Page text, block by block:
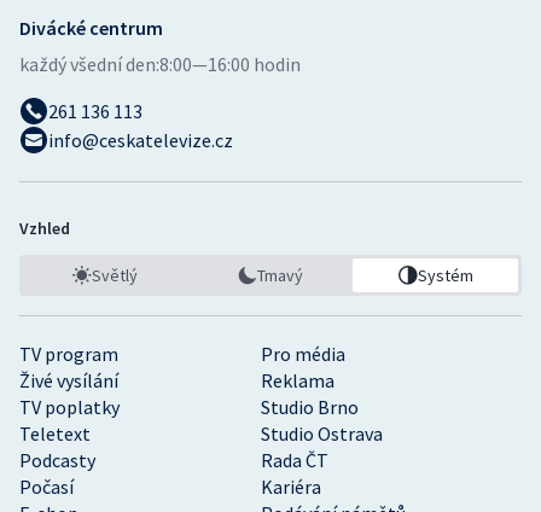
TV program
Pro média
Živé vysílání
Reklama
TV poplatky
Studio Brno
Teletext
Studio Ostrava
Podcasty
Rada ČT
Počasí
Kariéra
Divácké centrum
každý všední den:8:00—16:00 hodin
261 136 113
info@ceskatelevize.cz
Vzhled
Světlý Tmavý Systém